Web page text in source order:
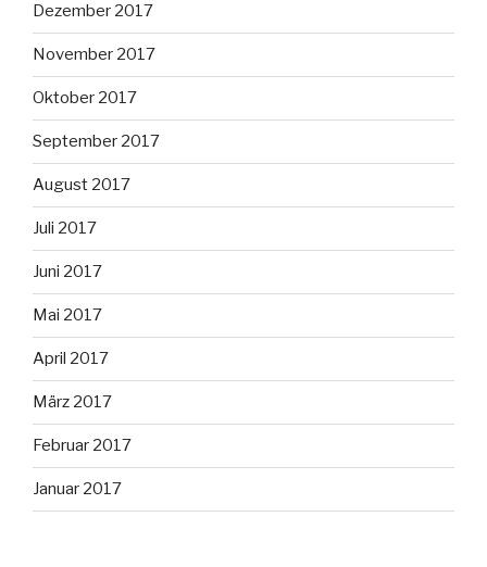
Dezember 2017
November 2017
Oktober 2017
September 2017
August 2017
Juli 2017
Juni 2017
Mai 2017
April 2017
März 2017
Februar 2017
Januar 2017